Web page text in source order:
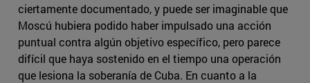
ciertamente documentado, y puede ser imaginable que
Moscú hubiera podido haber impulsado una acción
puntual contra algún objetivo específico, pero parece
difícil que haya sostenido en el tiempo una operación
que lesiona la soberanía de Cuba. En cuanto a la